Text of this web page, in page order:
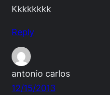
Kkkkkkkk
Reply
antonio carlos
12/15/2013